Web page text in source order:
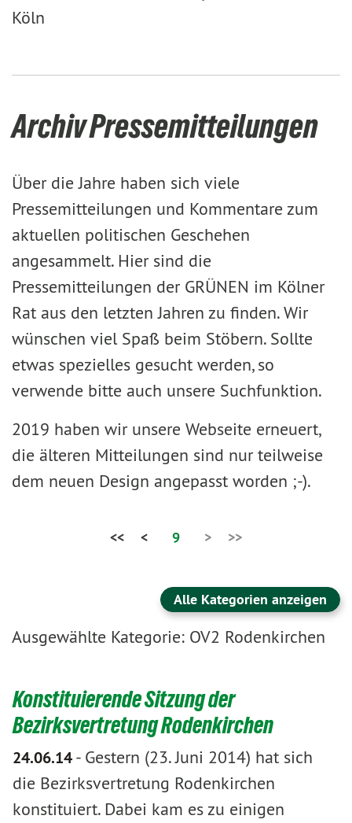
Köln
Archiv Pressemitteilungen
Über die Jahre haben sich viele
Pressemitteilungen und Kommentare zum
aktuellen politischen Geschehen
angesammelt. Hier sind die
Pressemitteilungen der GRÜNEN im Kölner
Rat aus den letzten Jahren zu finden. Wir
wünschen viel Spaß beim Stöbern. Sollte
etwas spezielles gesucht werden, so
verwende bitte auch unsere Suchfunktion.
2019 haben wir unsere Webseite erneuert,
die älteren Mitteilungen sind nur teilweise
dem neuen Design angepasst worden ;-).
<< < 9 > >>
Alle Kategorien anzeigen
Ausgewählte Kategorie: OV2 Rodenkirchen
Konstituierende Sitzung der
Bezirksvertretung Rodenkirchen
24.06.14- Gestern (23. Juni 2014) hat sich
die Bezirksvertretung Rodenkirchen
konstituiert. Dabei kam es zu einigen